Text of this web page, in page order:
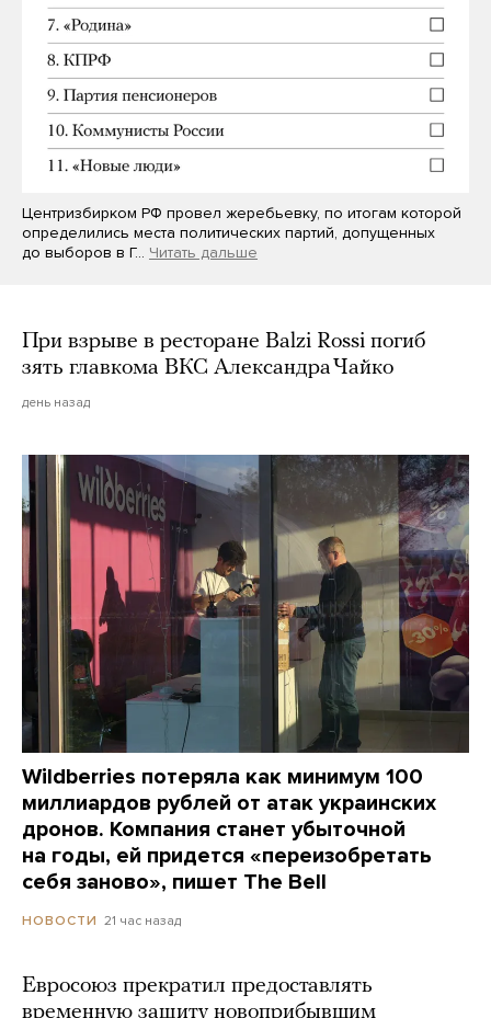
Центризбирком РФ провел жеребьевку, по итогам которой
определились места политических партий, допущенных
до выборов в Г… Читать дальше
При взрыве в ресторане Balzi Rossi погиб
зять главкома ВКС Александра Чайко
день назад
Wildberries потеряла как минимум 100
миллиардов рублей от атак украинских
дронов. Компания станет убыточной
на годы, ей придется «переизобретать
себя заново», пишет The Bell
НОВОСТИ 21 час назад
Евросоюз прекратил предоставлять
временную защиту новоприбывшим